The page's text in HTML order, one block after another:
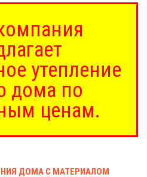
утепление
дома по
ценам.
ДОМА С МАТЕРИАЛОМ